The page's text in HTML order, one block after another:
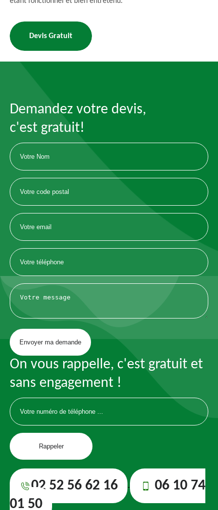
Devis Gratuit
Demandez votre devis,
c'est gratuit!
On vous rappelle, c'est gratuit et
sans engagement !
02 52 56 62 16 -
06 10 74
01 50